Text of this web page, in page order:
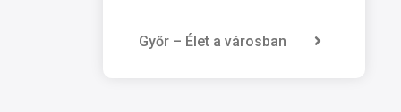
Győr – Élet a városban